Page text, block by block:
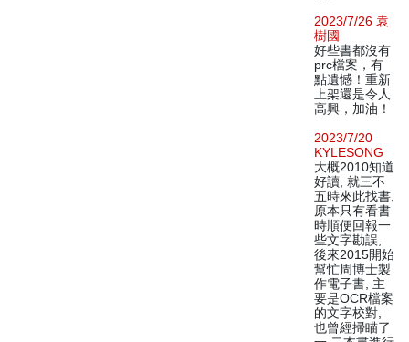
2023/7/26 袁
樹國
好些書都沒有
prc檔案，有
點遺憾！重新
上架還是令人
高興，加油！
2023/7/20
KYLESONG
大概2010知道
好讀, 就三不
五時來此找書,
原本只有看書
時順便回報一
些文字勘誤,
後來2015開始
幫忙周博士製
作電子書, 主
要是OCR檔案
的文字校對,
也曾經掃瞄了